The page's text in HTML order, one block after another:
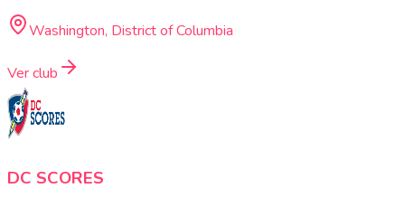
Washington, District of Columbia
Ver club
DC SCORES